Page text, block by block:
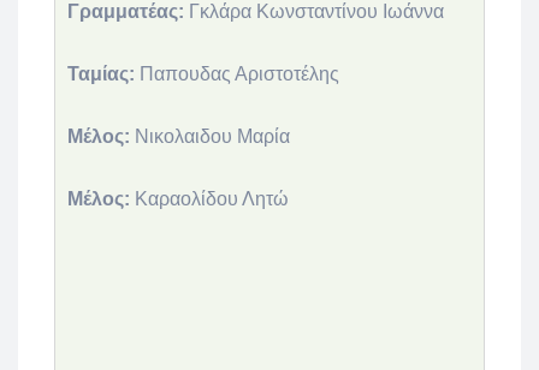
Γραμματέας: Γκλάρα Κωνσταντίνου Ιωάννα
Ταμίας: Παπουδας Αριστοτέλης
Μέλος: Νικολαιδου Μαρία
Μέλος: Καραολίδου Λητώ